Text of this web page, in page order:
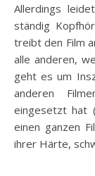
Allerdings
ständig
treibt den Film
alle anderen,
geht es um
anderen
eingesetzt hat
einen ganzen
ihrer Härte,